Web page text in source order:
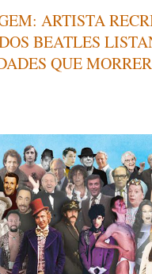
ARTISTA
BEATLES
QUE